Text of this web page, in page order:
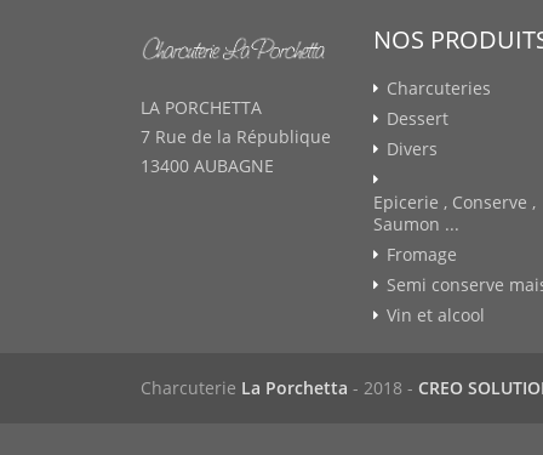
LA PORCHETTA
7 Rue de la République
13400 AUBAGNE
NOS
Charcuteries
Dessert
Divers
Epicerie , Conserve ,
Saumon ...
Fromage
Semi conserve
Vin et alcool
Charcuterie La Porchetta - 2018 - CREO